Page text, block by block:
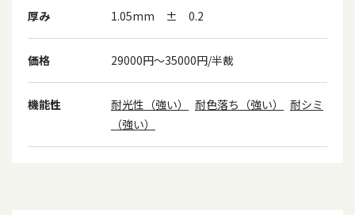
厚み 1.05mm ± 0.2
価格 29000円～35000円/半裁
機能性 耐光性（強い） 耐色落ち（強い）
耐シミ
（強い）